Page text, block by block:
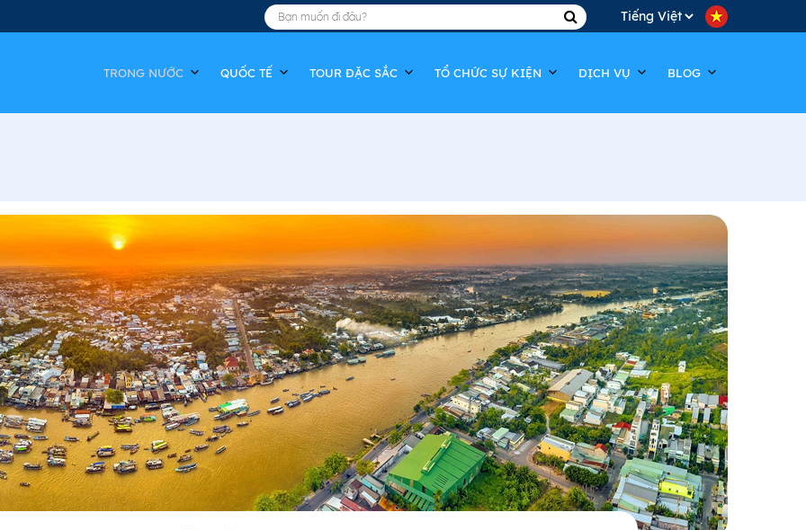
Choose
language
TRONG NƯỚC QUỐC TẾ TOUR ĐẶC SẮC TỔ CHỨC SỰ KIỆN DỊCH VỤ BLOG